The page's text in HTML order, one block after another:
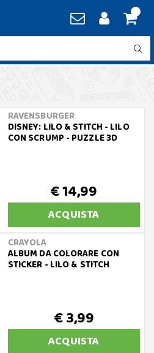
RAVENSBURGER
DISNEY: LILO & STITCH - LILO
CON SCRUMP - PUZZLE 3D
€ 14,99
ACQUISTA
CRAYOLA
ALBUM DA COLORARE CON
STICKER - LILO & STITCH
€ 3,99
ACQUISTA